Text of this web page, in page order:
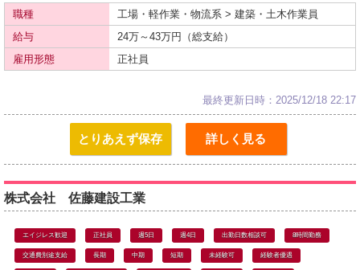
職種
工場・軽作業・物流系 > 建築・土木作業員
給与
24万～43万円（総支給）
雇用形態
正社員
最終更新日時：2025/12/18 22:17
とりあえず保存 詳しく見る
株式会社 佐藤建設工業
エイジレス歓迎 正社員 週5日 週4日 出勤日数相談可 8時間勤務
交通費別途支給 長期 中期 短期 未経験可 経験者優遇